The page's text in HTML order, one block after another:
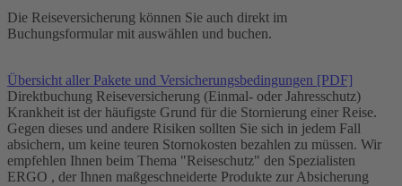
Die Reiseversicherung können Sie auch direkt im
Buchungsformular mit auswählen und buchen.
Übersicht aller Pakete und Versicherungsbedingungen [PDF]
Direktbuchung Reiseversicherung (Einmal- oder Jahresschutz)
Krankheit ist der häufigste Grund für die Stornierung einer Reise.
Gegen dieses und andere Risiken sollten Sie sich in jedem Fall
absichern, um keine teuren Stornokosten bezahlen zu müssen. Wir
empfehlen Ihnen beim Thema "Reiseschutz" den Spezialisten
ERGO , der Ihnen maßgeschneiderte Produkte zur Absicherung